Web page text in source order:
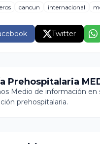
cancun internacional
Twitter
Prehospitalaria
Medio de información en
prehospitalaria.